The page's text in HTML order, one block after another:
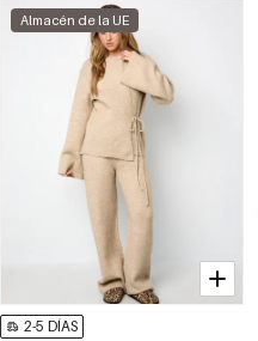
Almacén de la UE
2-5 DÍAS